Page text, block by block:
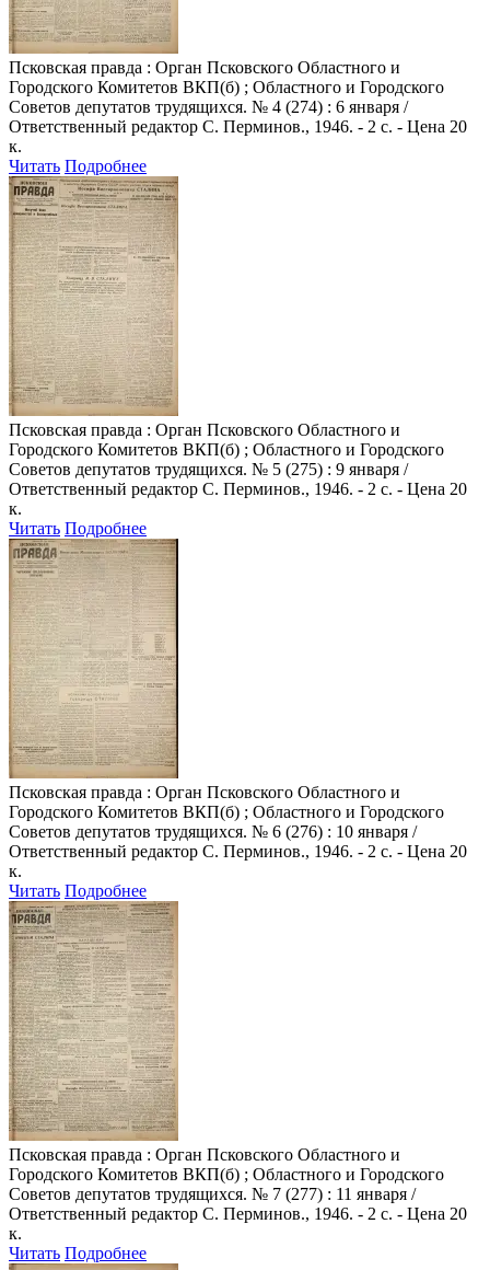
Псковская правда : Орган Псковского Областного и
Городского Комитетов ВКП(б) ; Областного и Городского
Советов депутатов трудящихся. № 4 (274) : 6 января /
Ответственный редактор С. Перминов., 1946. - 2 с. - Цена 20
к.
Читать Подробнее
Псковская правда : Орган Псковского Областного и
Городского Комитетов ВКП(б) ; Областного и Городского
Советов депутатов трудящихся. № 5 (275) : 9 января /
Ответственный редактор С. Перминов., 1946. - 2 с. - Цена 20
к.
Читать Подробнее
Псковская правда : Орган Псковского Областного и
Городского Комитетов ВКП(б) ; Областного и Городского
Советов депутатов трудящихся. № 6 (276) : 10 января /
Ответственный редактор С. Перминов., 1946. - 2 с. - Цена 20
к.
Читать Подробнее
Псковская правда : Орган Псковского Областного и
Городского Комитетов ВКП(б) ; Областного и Городского
Советов депутатов трудящихся. № 7 (277) : 11 января /
Ответственный редактор С. Перминов., 1946. - 2 с. - Цена 20
к.
Читать Подробнее